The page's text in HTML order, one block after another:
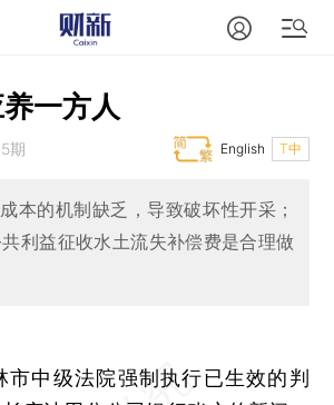
一方人
期 T中
English
本的机制缺乏，导致破坏性开采；
利益征收水土流失补偿费是合理做
中级法院强制执行已生效的判